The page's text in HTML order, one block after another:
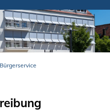
Bürgerservice